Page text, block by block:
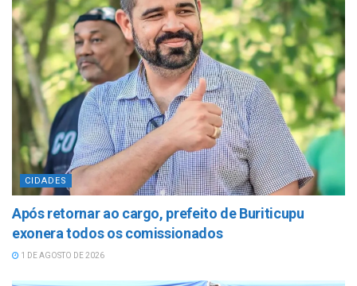
CIDADES
Após retornar ao cargo, prefeito de Buriticupu
exonera todos os comissionados
1 DE AGOSTO DE 2026